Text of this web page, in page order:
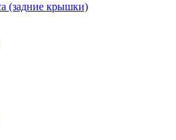
(задние крышки)